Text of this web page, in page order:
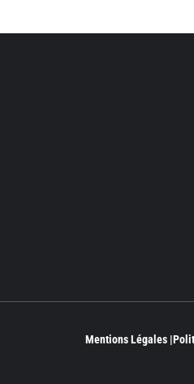
Mentions Légales |